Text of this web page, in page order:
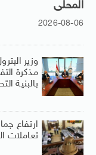
المحلى
2026-08-06
وزير
مذكرة
بالبنية
ارتفاع
تعاملات